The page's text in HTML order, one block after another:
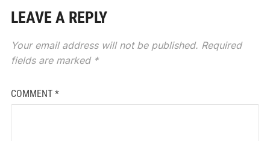
LEAVE A REPLY
Your email address will not be published. Required
fields are marked *
COMMENT *